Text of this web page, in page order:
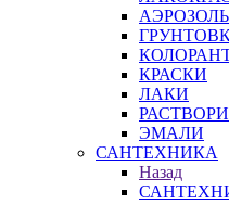
КРАСКИ
ЛАКИ
ЭМАЛИ
САНТЕХНИКА
Назад